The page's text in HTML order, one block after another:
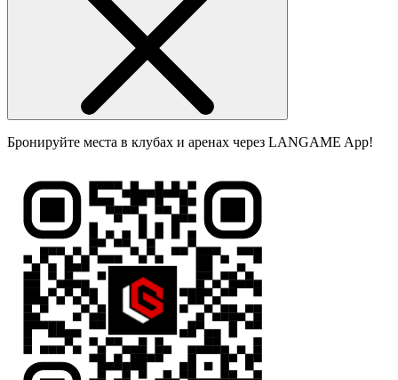
Бронируйте места в клубах и аренах через LANGAME App!